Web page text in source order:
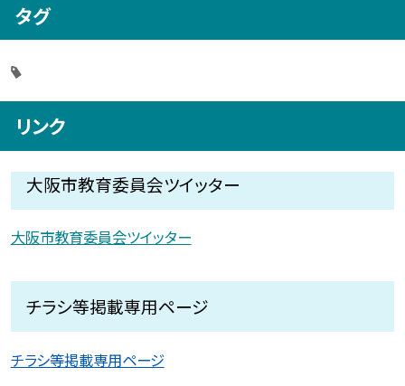
タグ
リンク
大阪市教育委員会ツイッター
大阪市教育委員会ツイッター
チラシ等掲載専用ページ
チラシ等掲載専用ページ